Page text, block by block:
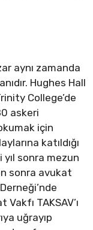
aynı zamanda
Hughes Hall
College’de
askeri
için
katıldığı
yıl sonra mezun
sonra avukat
TAKSAV’ı
uğrayıp